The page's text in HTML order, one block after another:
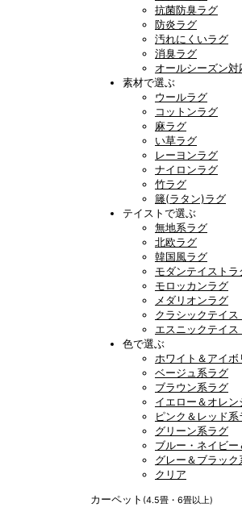
抗菌防臭ラグ
防炎ラグ
汚れにくいラグ
消臭ラグ
オールシーズン対
素材で選ぶ
ウールラグ
コットンラグ
麻ラグ
い草ラグ
レーヨンラグ
ナイロンラグ
竹ラグ
籐(ラタン)ラグ
テイストで選ぶ
無地系ラグ
北欧ラグ
韓国風ラグ
モダンテイストラ
モロッカンラグ
メダリオンラグ
クラシックテイス
エスニックテイス
色で選ぶ
ホワイト＆アイ
ベージュ系ラグ
ブラウン系ラグ
イエロー＆オレン
ピンク＆レッド系
グリーン系ラグ
ブルー・ネイビ
グレー＆ブラック
クリア
カーペット (4.5畳・6畳以上)